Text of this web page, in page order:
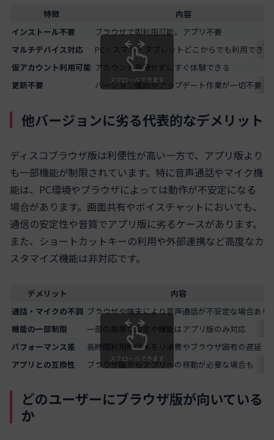
特徴
内容
インストール不要
ブラウザで即利用可能。アプリ不要
マルチデバイス対応
PC・スマホ・タブレットどこからでも利用できる
仮アカウント利用可能 アカウント登録せずにすぐ体験できる
更新不要
バージョン確認やアップデート作業が一切不要
スクロールできます
他バージョンに劣る代表的なデメリット
ディスコブラウザ版は利便性が高い一方で、アプリ版より
も一部機能が制限されています。特に音声通話やマイク機
能は、PC環境やブラウザによっては動作が不安定になる
場合があります。画面共有やボイスチャットにおいても、
通信の安定性や音質でアプリ版に劣るケースがあります。
また、ショートカットキーの利用や外部連携など高度なカ
スタマイズ機能は非対応です。
デメリット
内容
通話・マイクの不調 ブラウザや端末により音声通話が不安定な場合あり
機能の一部制限
一部の高度な設定や機能はアプリ版のみ対応
パフォーマンス差
長時間利用時はメモリ消費やブラウザ固有の遅延
アプリとの互換性
ブラウザ版からアプリへの移動が必要な場合も
スクロールできます
どのユーザーにブラウザ版が向いている
か